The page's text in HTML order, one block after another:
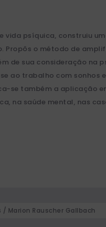
vida psíquica, construiu
o método de
de sua consideração na
ao trabalho com sonhos
se também a aplicação
na saúde mental, nas
/ Marion Rauscher Gallbach